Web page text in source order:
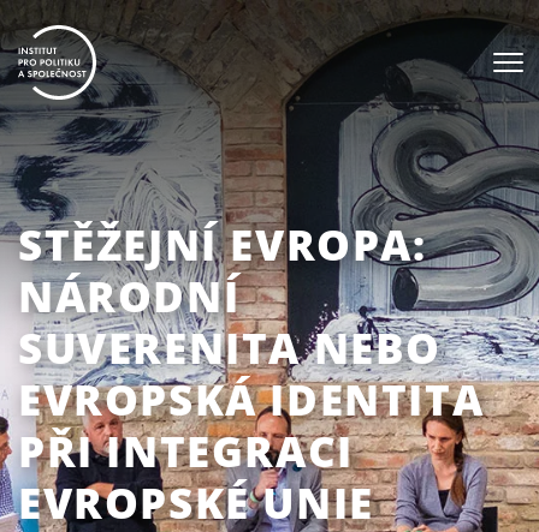
STĚŽEJNÍ EVROPA:
NÁRODNÍ
SUVERENITA NEBO
EVROPSKÁ IDENTITA
PŘI INTEGRACI
EVROPSKÉ UNIE